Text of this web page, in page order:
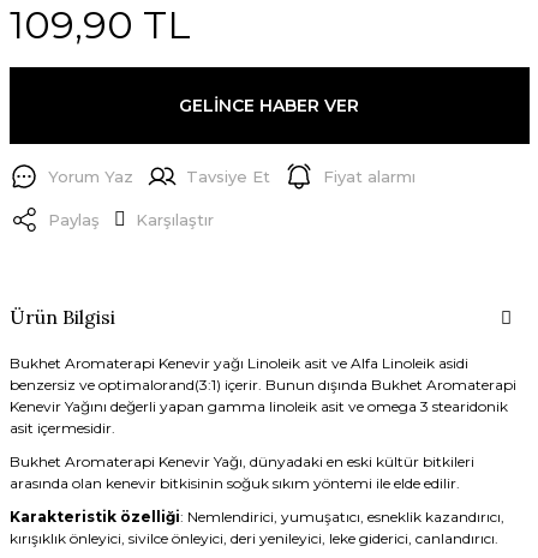
109,90 TL
GELİNCE HABER VER
Yorum Yaz Tavsiye Et Fiyat alarmı
Paylaş Karşılaştır
Ürün Bilgisi
Bukhet Aromaterapi Kenevir yağı Linoleik asit ve Alfa Linoleik asidi
benzersiz ve optimalorand(3:1) içerir. Bunun dışında Bukhet Aromaterapi
Kenevir Yağını değerli yapan gamma linoleik asit ve omega 3 stearidonik
asit içermesidir.
Bukhet Aromaterapi Kenevir Yağı, dünyadaki en eski kültür bitkileri
arasında olan kenevir bitkisinin soğuk sıkım yöntemi ile elde edilir.
Karakteristik özelliği: Nemlendirici, yumuşatıcı, esneklik kazandırıcı,
kırışıklık önleyici, sivilce önleyici, deri yenileyici, leke giderici, canlandırıcı.